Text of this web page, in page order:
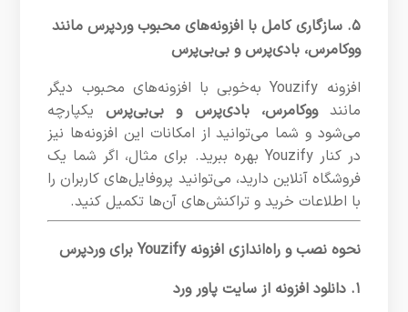
۵. سازگاری کامل با افزونه‌های محبوب وردپرس مانند
ووکامرس، بادی‌پرس و بی‌بی‌پرس
افزونه Youzify به‌خوبی با افزونه‌های محبوب دیگر
مانندووکامرس، بادی‌پرس و بی‌بی‌پرسیکپارچه
می‌شود و شما می‌توانید از امکانات این افزونه‌ها نیز
در کنار Youzify بهره ببرید. برای مثال، اگر شما یک
فروشگاه آنلاین دارید، می‌توانید پروفایل‌های کاربران را
با اطلاعات خرید و تراکنش‌های آن‌ها تکمیل کنید.
نحوه نصب و راه‌اندازی افزونه Youzify برای وردپرس
۱. دانلود افزونه از سایت پاور ورد